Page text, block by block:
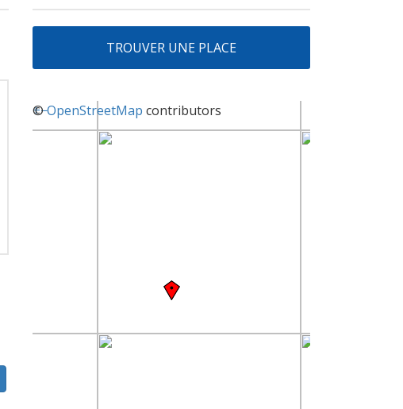
TROUVER UNE PLACE
+−
©OpenStreetMap contributors